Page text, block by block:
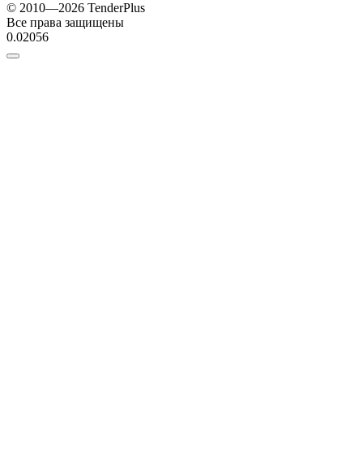
© 2010—2026 TenderPlus
Все права защищены
0.02056